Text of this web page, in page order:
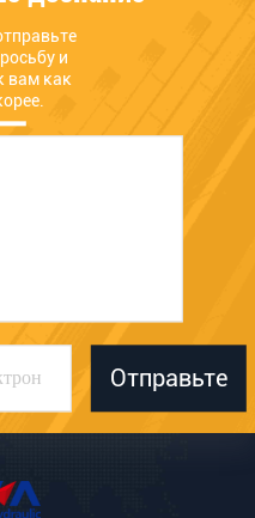
и
вам как
Отправьте